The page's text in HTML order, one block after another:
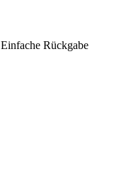
Einfache Rückgabe